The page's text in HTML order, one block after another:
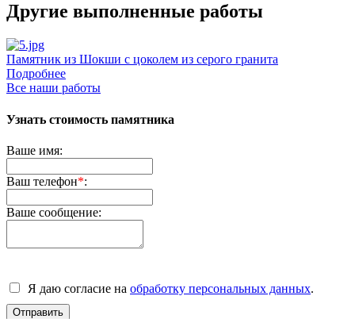
Другие выполненные работы
Памятник из Шокши с цоколем из серого гранита
Подробнее
Все наши работы
Узнать стоимость памятника
Ваше имя:
Ваш телефон*:
Ваше сообщение:
Я даю согласие на обработку персональных данных.